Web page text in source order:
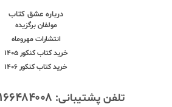
درباره عشق کتاب
مولفان برگزیده
انتشارات مهروماه
خرید کتاب کنکور 1405
خرید کتاب کنکور 1406
تلفن پشتیبانی: